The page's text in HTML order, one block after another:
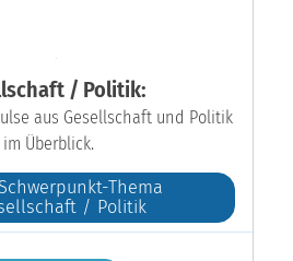
/ Politik:
aus Gesellschaft und Politik
im Überblick.
Thema
/ Politik